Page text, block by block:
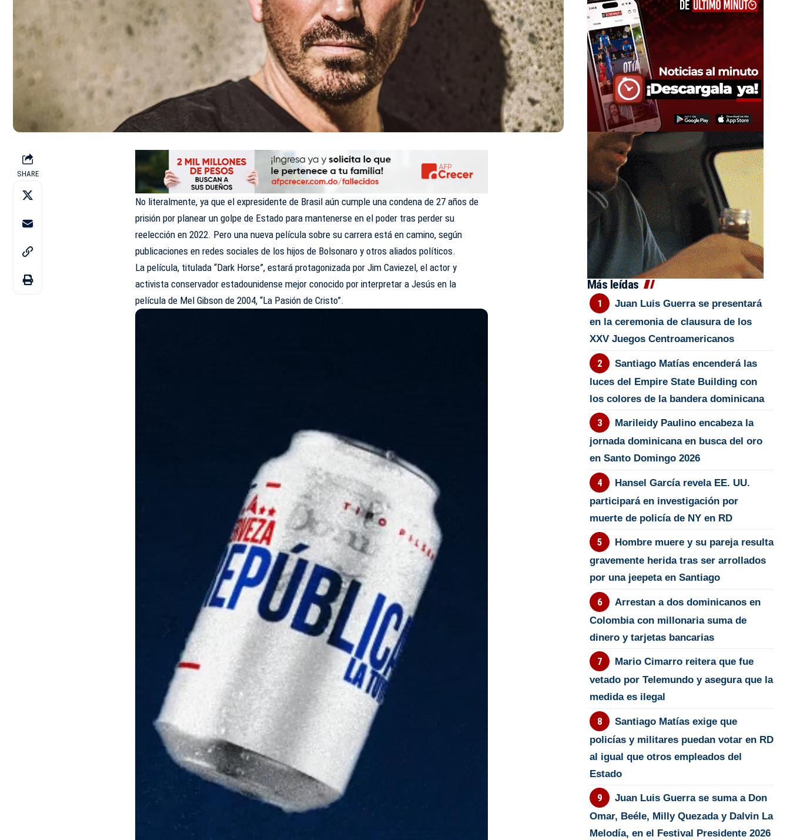
SHARE
No literalmente, ya que el expresidente de Brasil aún cumple una condena de 27 años de
prisión por planear un golpe de Estado para mantenerse en el poder tras perder su
reelección en 2022. Pero una nueva película sobre su carrera está en camino, según
publicaciones en redes sociales de los hijos de Bolsonaro y otros aliados políticos.
La película, titulada “Dark Horse”, estará protagonizada por Jim Caviezel, el actor y
activista conservador estadounidense mejor conocido por interpretar a Jesús en la
película de Mel Gibson de 2004, “La Pasión de Cristo”.
Más leídas
Juan Luis Guerra se presentará
en la ceremonia de clausura de los
XXV Juegos Centroamericanos
Santiago Matías encenderá las
luces del Empire State Building con
los colores de la bandera dominicana
Marileidy Paulino encabeza la
jornada dominicana en busca del oro
en Santo Domingo 2026
Hansel García revela EE. UU.
participará en investigación por
muerte de policía de NY en RD
Hombre muere y su pareja resulta
gravemente herida tras ser arrollados
por una jeepeta en Santiago
Arrestan a dos dominicanos en
Colombia con millonaria suma de
dinero y tarjetas bancarias
Mario Cimarro reitera que fue
vetado por Telemundo y asegura que la
medida es ilegal
Santiago Matías exige que
policías y militares puedan votar en RD
al igual que otros empleados del
Estado
Juan Luis Guerra se suma a Don
Omar, Beéle, Milly Quezada y Dalvin La
Melodía, en el Festival Presidente 2026